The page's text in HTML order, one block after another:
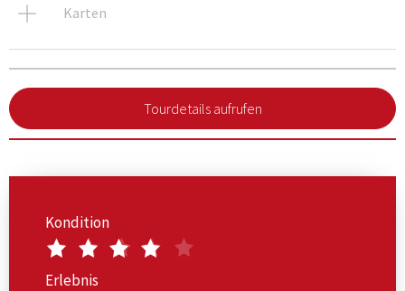
Karten
Tourdetails aufrufen
Kondition
Erlebnis